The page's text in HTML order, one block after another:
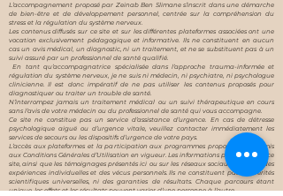
L’accompagnement proposé par Zeinab Ben Slimane s’inscrit dans une démarche
de bien-être et de développement personnel, centrée sur la compréhension du
stress et la régulation du système nerveux.
Les contenus diffusés sur ce site et sur les différentes plateformes associées ont une
vocation exclusivement pédagogique et informative. Ils ne constituent en aucun
cas un avis médical, un diagnostic, ni un traitement, et ne se substituent pas à un
suivi assuré par un professionnel de santé qualifié.
En tant qu’accompagnatrice spécialisée dans l’approche trauma-informée et
régulation du système nerveux, je ne suis ni médecin, ni psychiatre, ni psychologue
clinicienne. Il est donc impératif de ne pas utiliser les contenus proposés pour
diagnostiquer ou traiter un trouble de santé.
N’interrompez jamais un traitement médical ou un suivi thérapeutique en cours
sans l’avis de votre médecin ou du professionnel de santé qui vous accompagne.
Ce site ne constitue pas un service d’assistance d’urgence. En cas de détresse
psychologique aiguë ou d’urgence vitale, veuillez contacter immédiatement les
services de secours ou les dispositifs d’urgence de votre pays.
L’accès aux plateformes et la participation aux programmes proposés sont soumis
aux Conditions Générales d’Utilisation en vigueur. Les informations partagées sur ce
site, ainsi que les témoignages présentés ici ou sur les réseaux sociaux, reflètent des
expériences individuelles et des vécus personnels. Ils ne constituent pas des vérités
scientifiques universelles, ni des garanties de résultats. Chaque parcours étant
unique, les effets et les résultats peuvent varier d’une personne à l’autre.